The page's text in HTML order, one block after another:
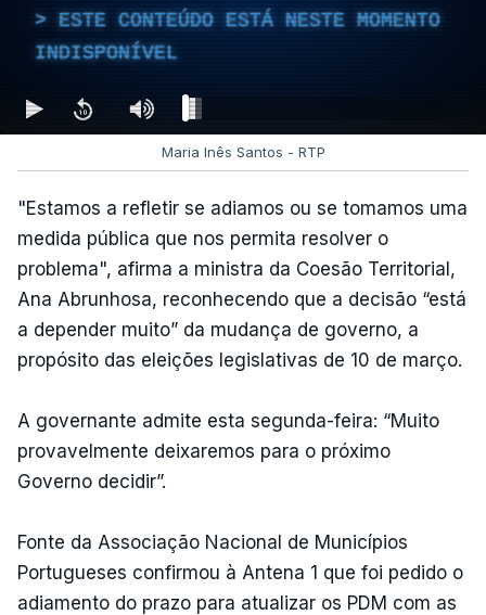
ESTE CONTEÚDO ESTÁ NESTE MOMENTO
INDISPONÍVEL
Maria Inês Santos - RTP
"Estamos a refletir se adiamos ou se tomamos uma
medida pública que nos permita resolver o
problema", afirma a ministra da Coesão Territorial,
Ana Abrunhosa, reconhecendo que a decisão “está
a depender muito” da mudança de governo, a
propósito das eleições legislativas de 10 de março.
A governante admite esta segunda-feira: “Muito
provavelmente deixaremos para o próximo
Governo decidir”.
Fonte da Associação Nacional de Municípios
Portugueses confirmou à Antena 1 que foi pedido o
adiamento do prazo para atualizar os PDM com as